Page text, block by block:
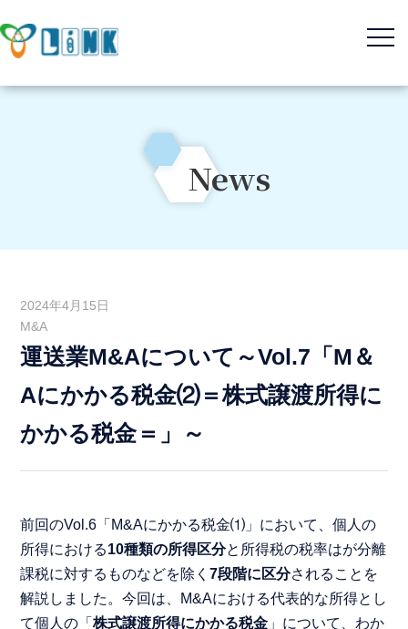
不動産サービス
News
2024年4月15日
M&A
運送業M&Aについて～Vol.7「M＆
Aにかかる税金⑵＝株式譲渡所得に
かかる税金＝」～
前回のVol.6「M&Aにかかる税金⑴」において、個人の
所得における10種類の所得区分と所得税の税率はが分離
課税に対するものなどを除く7段階に区分されることを
解説しました。今回は、M&Aにおける代表的な所得とし
て個人の「株式譲渡所得にかかる税金 」について、わか